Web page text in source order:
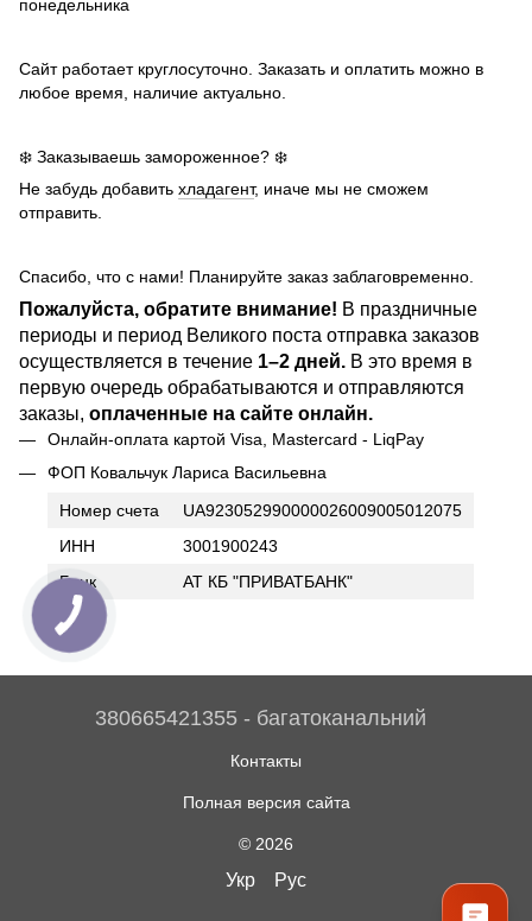
понедельника
Сайт работает круглосуточно. Заказать и оплатить можно в
любое время, наличие актуально.
❄️ Заказываешь замороженное? ❄️
Не забудь добавить хладагент, иначе мы не сможем
отправить.
Спасибо, что с нами! Планируйте заказ заблаговременно.
Пожалуйста, обратите внимание! В праздничные
периоды и период Великого поста отправка заказов
осуществляется в течение 1–2 дней. В это время в
первую очередь обрабатываются и отправляются
заказы, оплаченные на сайте онлайн.
Онлайн-оплата картой Visa, Mastercard - LiqPay
ФОП Ковальчук Лариса Васильевна
Номер счета
UA923052990000026009005012075
ИНН
3001900243
Банк
АТ КБ "ПРИВАТБАНК"
380665421355 - багатоканальний
Контакты
Полная версия сайта
© 2026
Укр Рус